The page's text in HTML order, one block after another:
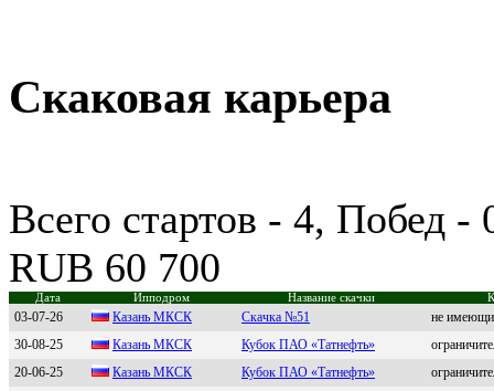
Скаковая карьера
Всего стартов - 4, Побед
RUB 60 700
Дата Ипподром Название скачки
03-07-26 Казань МКСК Скачка №51
не
30-08-25
Кaзaнь MКСК Кубок ПАО «Татнефть»
20-06-25
Казань МКCК Кубок ПАО «Татнефть»